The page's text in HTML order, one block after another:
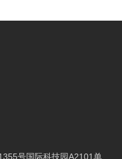
号国际科技园A2101单